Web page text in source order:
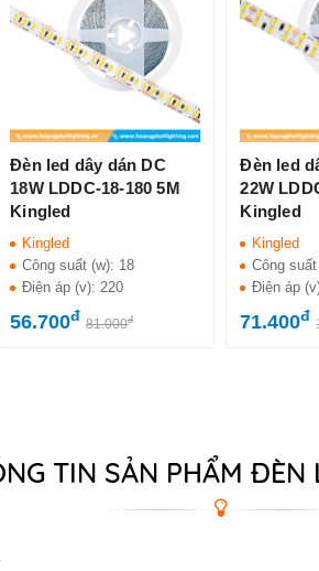
Đèn led dây dán DC
18W LDDC-18-180 5M
Kingled
Kingled
Công suất (w): 18
Điện áp (v): 220
56.700đ 81.000đ
Đèn led
22W
Kingled
Kingled
Công suất
Điện áp
71.400đ
TIN SẢN PHẨM ĐÈN